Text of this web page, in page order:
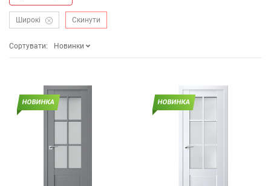
Широкі Скинути
Сортувати: Новинки
НОВИНКА НОВИНКА